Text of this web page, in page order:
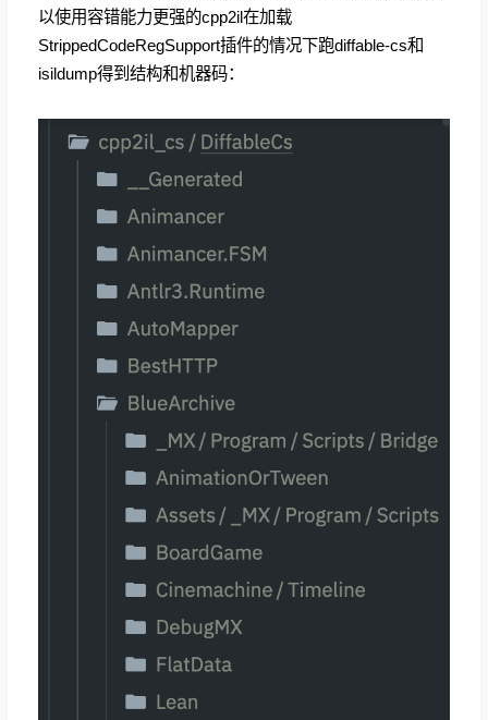
以使用容错能力更强的cpp2il在加载
StrippedCodeRegSupport插件的情况下跑diffable-cs和
isildump得到结构和机器码：